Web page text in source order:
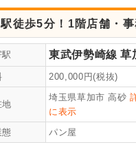
徒歩5分！1階店舗・事
東武伊勢崎線 草
200,000 円(税抜)
地
埼玉県草加市 高砂
に表示
態 パン屋